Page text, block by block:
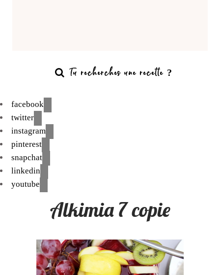
facebook
twitter
instagram
pinterest
snapchat
linkedin
youtube
Alkimia 7 copie